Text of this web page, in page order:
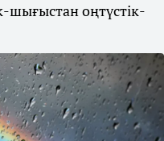
шығыстан оңтүстік-